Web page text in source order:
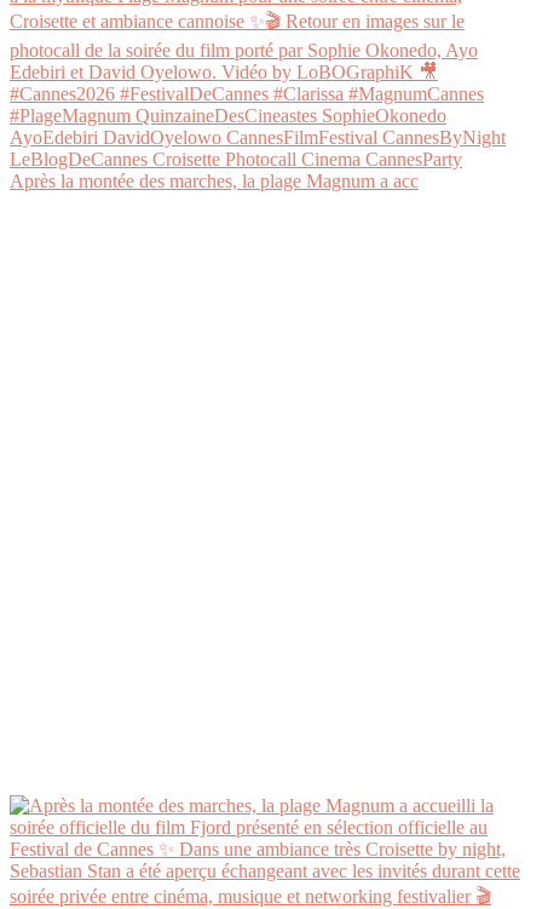
Après la montée des marches, la plage Magnum a acc